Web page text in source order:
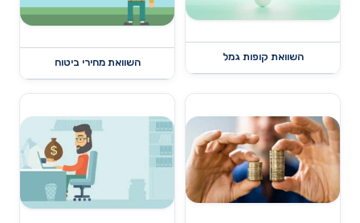
השוואת קופות גמל
השוואת מחירי ביטוח